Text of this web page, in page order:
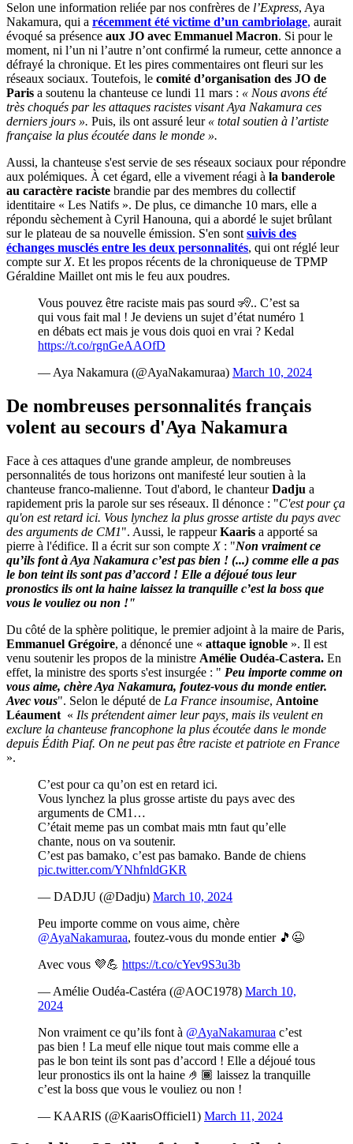
Selon une information reliée par nos confrères de l’Express, Aya
Nakamura, qui a récemment été victime d’un cambriolage, aurait
évoqué sa présence aux JO avec Emmanuel Macron. Si pour le
moment, ni l’un ni l’autre n’ont confirmé la rumeur, cette annonce a
défrayé la chronique. Et les pires commentaires ont fleuri sur les
réseaux sociaux. Toutefois, le comité d’organisation des JO de
Paris a soutenu la chanteuse ce lundi 11 mars : « Nous avons été
très choqués par les attaques racistes visant Aya Nakamura ces
derniers jours ». Puis, ils ont assuré leur « total soutien à l’artiste
française la plus écoutée dans le monde ».
Aussi, la chanteuse s'est servie de ses réseaux sociaux pour répondre
aux polémiques. À cet égard, elle a vivement réagi à la banderole
au caractère raciste brandie par des membres du collectif
identitaire « Les Natifs ». De plus, ce dimanche 10 mars, elle a
répondu sèchement à Cyril Hanouna, qui a abordé le sujet brûlant
sur le plateau de sa nouvelle émission. S'en sontsuivis des
échanges musclés entre les deux personnalités, qui ont réglé leur
compte surX. Et les propos récents de la chroniqueuse de TPMP
Géraldine Maillet ont mis le feu aux poudres.
Vous pouvez être raciste mais pas sourd 🧏.. C’est sa
qui vous fait mal ! Je deviens un sujet d’état numéro 1
en débats ect mais je vous dois quoi en vrai ? Kedal
https://t.co/rgnGeAAOfD
— Aya Nakamura (@AyaNakamuraa) March 10, 2024
De nombreuses personnalités français
volent au secours d'Aya Nakamura
Face à ces attaques d'une grande ampleur, de nombreuses
personnalités de tous horizons ont manifesté leur soutien à la
chanteuse franco-malienne. Tout d'abord, le chanteurDadju a
rapidement pris la parole sur ses réseaux. Il dénonce : "C'est pour ça
qu'on est retard ici. Vous lynchez la plus grosse artiste du pays avec
des arguments de CM1". Aussi, le rappeurKaaris a apporté sa
pierre à l'édifice. Il a écrit sur son compte X: "Non vraiment ce
qu’ils font à Aya Nakamura c’est pas bien ! (...) comme elle a pas
le bon teint ils sont pas d’accord ! Elle a déjoué tous leur
pronostics ils ont la haine laissez la tranquille c’est la boss que
vous le vouliez ou non !"
Du côté de la sphère politique, le premier adjoint à la maire de Paris,
Emmanuel Grégoire, a dénoncé une « attaque ignoble ». Il est
venu soutenir les propos de la ministre Amélie Oudéa-Castera. En
effet, la ministre des sports s'est insurgée : " Peu importe comme on
vous aime, chère Aya Nakamura, foutez-vous du monde entier.
Avec vous". Selon le député de La France insoumise, Antoine
Léaument « Ils prétendent aimer leur pays, mais ils veulent en
exclure la chanteuse francophone la plus écoutée dans le monde
depuis Édith Piaf. On ne peut pas être raciste et patriote en France
».
C’est pour ca qu’on est en retard ici.
Vous lynchez la plus grosse artiste du pays avec des
arguments de CM1…
C’était meme pas un combat mais mtn faut qu’elle
chante, nous on va soutenir.
C’est pas bamako, c’est pas bamako. Bande de chiens
pic.twitter.com/YNhfnldGKR
— DADJU (@Dadju) March 10, 2024
Peu importe comme on vous aime, chère
@AyaNakamuraa, foutez-vous du monde entier 🎵😉
Avec vous 💜💪 https://t.co/cYev9S3u3b
— Amélie Oudéa-Castéra (@AOC1978) March 10,
2024
Non vraiment ce qu’ils font à @AyaNakamuraa c’est
pas bien ! La meuf elle nique tout mais comme elle a
pas le bon teint ils sont pas d’accord ! Elle a déjoué tous
leur pronostics ils ont la haine 🤌🏾 laissez la tranquille
c’est la boss que vous le vouliez ou non !
— KAARIS (@KaarisOfficiel1) March 11, 2024